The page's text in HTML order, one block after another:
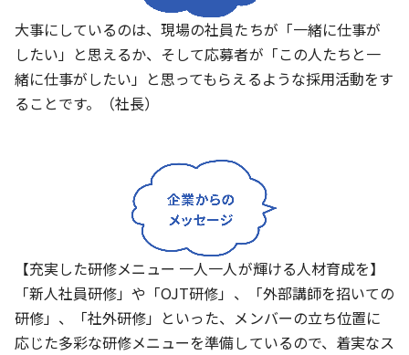
大事にしているのは、現場の社員たちが「一緒に仕事が
したい」と思えるか、そして応募者が「この人たちと一
緒に仕事がしたい」と思ってもらえるような採用活動をす
ることです。（社長）
【充実した研修メニュー 一人一人が輝ける人材育成を】
「新人社員研修」や「OJT研修」、「外部講師を招いての
研修」、「社外研修」といった、メンバーの立ち位置に
応じた多彩な研修メニューを準備しているので、着実なス